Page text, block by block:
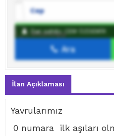
Cep
WhatsApp
İlan sahibine
İlan sahibi: CEM ÖZDEMİR
Ara
İlan Açıklaması
Yavrularımız
0 numara ilk aşıları